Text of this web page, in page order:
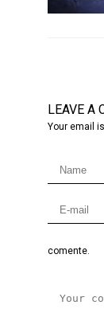
LEAVE A
Your email
comente.